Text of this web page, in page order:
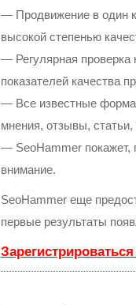
— Продвижение в один
высокой степенью
— Регулярная проверка
показателей качества
— Все известные
мнения, отзывы,
— SeoHammer покажет,
внимание.
SeoHammer еще
первые результаты